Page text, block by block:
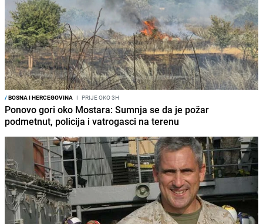
/BOSNA I HERCEGOVINA I PRIJE OKO 3H
Ponovo gori oko Mostara: Sumnja se da je požar
podmetnut, policija i vatrogasci na terenu